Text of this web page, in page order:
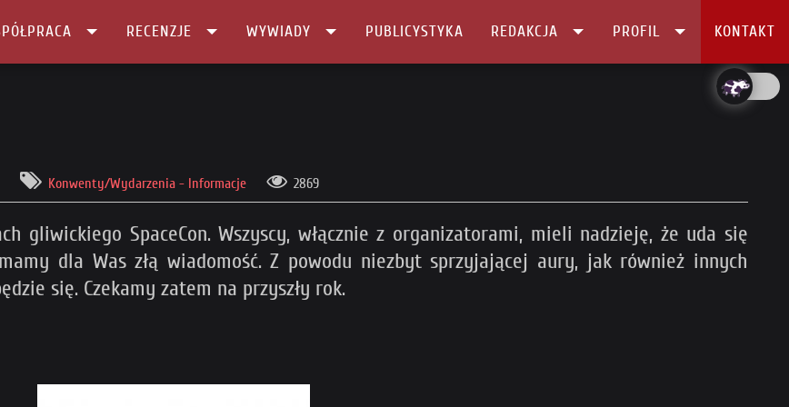
RECENZJE WYWIADY PUBLICYSTYKA REDAKCJA PROFIL KONTAKT
Konwenty/Wydarzenia - Informacje 2869
gliwickiego SpaceCon. Wszyscy, włącznie z organizatorami, mieli nadzieję, że uda się
dla Was złą wiadomość. Z powodu niezbyt sprzyjającej aury, jak również innych
się. Czekamy zatem na przyszły rok.